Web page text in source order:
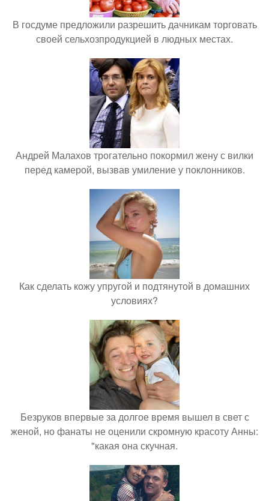
В госдуме предложили разрешить дачникам торговать
своей сельхозпродукцией в людных местах.
Андрей Малахов трогательно покормил жену с вилки
перед камерой, вызвав умиление у поклонников.
Как сделать кожу упругой и подтянутой в домашних
условиях?
Безруков впервые за долгое время вышел в свет с
женой, но фанаты не оценили скромную красоту Анны:
"какая она скучная.